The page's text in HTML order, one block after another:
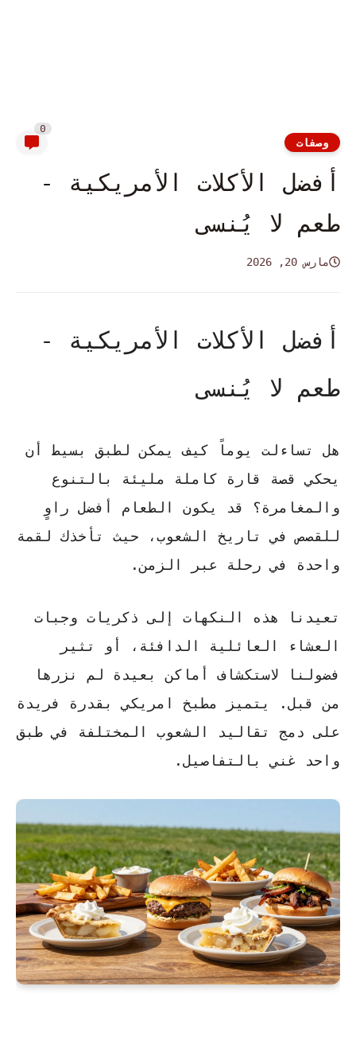
وصفات
0
أفضل الأكلات الأمريكية -
طعم لا يُنسى
مارس 20, 2026
أفضل الأكلات الأمريكية -
طعم لا يُنسى
هل تساءلت يوماً كيف يمكن لطبق بسيط أن
يحكي قصة قارة كاملة مليئة بالتنوع
والمغامرة؟ قد يكون الطعام أفضل راوٍ
للقصص في تاريخ الشعوب، حيث تأخذك لقمة
واحدة في رحلة عبر الزمن.
تعيدنا هذه النكهات إلى ذكريات وجبات
العشاء العائلية الدافئة، أو تثير
فضولنا لاستكشاف أماكن بعيدة لم نزرها
من قبل. يتميز مطبخ امريكيبقدرة فريدة
على دمج تقاليد الشعوب المختلفة في طبق
واحد غني بالتفاصيل.